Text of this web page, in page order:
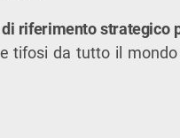
riferimento strategico
tifosi da tutto il